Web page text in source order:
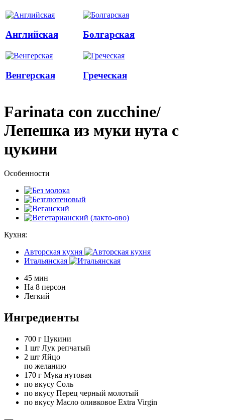
Английская Болгарская
Венгерская Греческая
Farinata con zucchine/
Лепешка из муки нута с
цукини
Особенности
Кухня:
Авторская кухня
Итальянская
45 мин
На 8 персон
Легкий
Ингредиенты
700 г Цукини
1 шт Лук репчатый
2 шт Яйцо
по желанию
170 г Мука нутовая
по вкусу Соль
по вкусу Перец черный молотый
по вкусу Масло оливковое Extra Virgin